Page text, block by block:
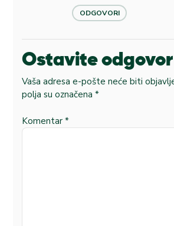
ODGOVORI
Ostavite odgovor
Vaša adresa e-pošte neće biti
polja su označena *
Komentar *